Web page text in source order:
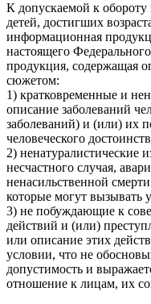
К допускаемой к
детей, достигших
информационная
настоящего
продукция, содержащая
сюжетом:
1) кратковременные и
описание заболеваний
заболеваний) и (или) их
человеческого
2) ненатуралистические
несчастного случая,
ненасильственной
которые могут вызывать
3) не побуждающие к
действий и (или)
или описание этих
условии, что не
допустимость и
отношение к лицам, их